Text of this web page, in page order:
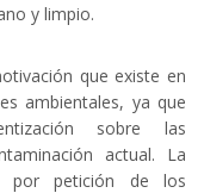
y limpio.
que existe en
ambientales, ya que
sobre las
actual. La
por petición de los